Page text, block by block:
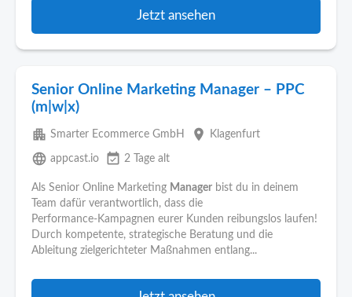
Jetzt ansehen
Senior Online Marketing Manager – PPC
(m|w|x)
apartment Smarter Ecommerce GmbH place Klagenfurt
language appcast.io event_available 2 Tage alt
Als Senior Online Marketing Manager bist du in deinem
Team dafür verantwortlich, dass die
Performance‑Kampagnen eurer Kunden reibungslos laufen!
Durch kompetente, strategische Beratung und die
Ableitung zielgerichteter Maßnahmen entlang...